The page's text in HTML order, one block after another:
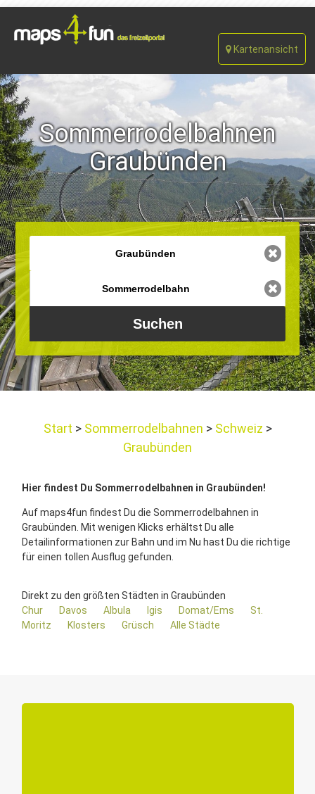
Kartenansicht
Sommerrodelbahnen
Graubünden
Start Sommerrodelbahnen
Schweiz
Graubünden
Hier findest Du Sommerrodelbahnen in Graubünden!
Auf maps4fun findest Du die Sommerrodelbahnen in
Graubünden. Mit wenigen Klicks erhältst Du alle
Detailinformationen zur Bahn und im Nu hast Du die richtige
für einen tollen Ausflug gefunden.
Direkt zu den größten Städten in Graubünden
Chur
Davos Albula Igis Domat/Ems
St.
Moritz
Klosters Grüsch Alle Städte